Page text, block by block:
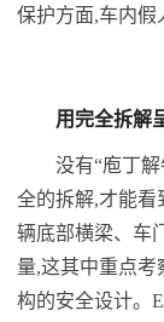
保护方面,车内假
用完全拆解
没有“庖丁
全的拆解,才能看
辆底部横梁、车
量,这其中重点考
构的安全设计。